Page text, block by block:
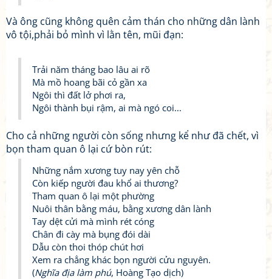
Và ông cũng không quên cảm thán cho những dân lành
vô tội,phải bỏ mình vì lằn tên, mũi đạn:
Trải năm tháng bao lâu ai rõ
Mà mồ hoang bãi cỏ gần xa
Ngôi thì đất lở phơi ra,
Ngôi thành bụi rậm, ai mà ngó coi...
Cho cả những người còn sống nhưng kể như đã chết, vì
bọn tham quan ô lại cứ bòn rút:
Những nắm xương tuy nay yên chỗ
Còn kiếp người đau khổ ai thương?
Tham quan ô lại một phường
Nuôi thân bằng máu, bằng xương dân lành
Tay dệt cửi mà mình rét cóng
Chân đi cày mà bụng đói dài
Dẫu còn thoi thóp chút hơi
Xem ra chẳng khác bọn người cửu nguyên.
(Nghĩa địa làm phú, Hoàng Tạo dịch)